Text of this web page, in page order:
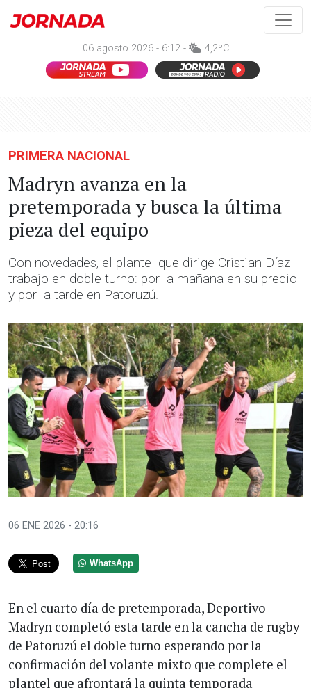
06 agosto 2026 - 6:12 - 4,2ºC
PRIMERA NACIONAL
Madryn avanza en la
pretemporada y busca la última
pieza del equipo
Con novedades, el plantel que dirige Cristian Díaz
trabajo en doble turno: por la mañana en su predio
y por la tarde en Patoruzú.
Anterior
06 ENE 2026 - 20:16
WhatsApp
En el cuarto día de pretemporada, Deportivo
Madryn completó esta tarde en la cancha de rugby
de Patoruzú el doble turno esperando por la
confirmación del volante mixto que complete el
plantel que afrontará la quinta temporada